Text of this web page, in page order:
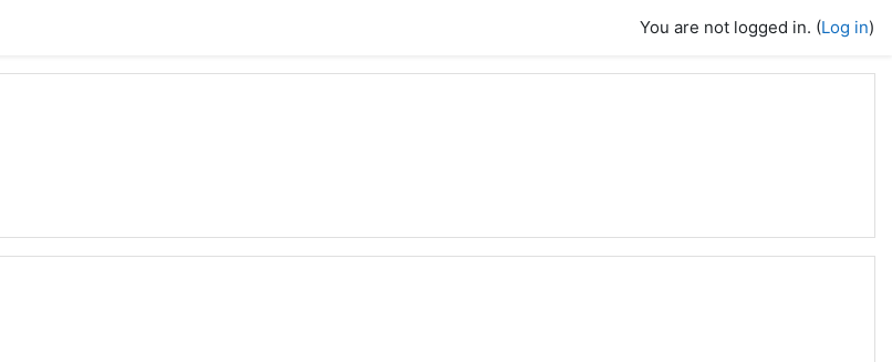
You are not logged in. (Log in)